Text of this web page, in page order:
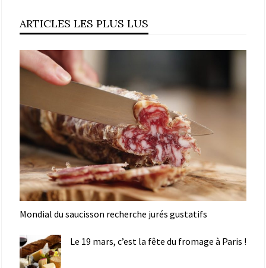
ARTICLES LES PLUS LUS
Mondial du saucisson recherche jurés gustatifs
Le 19 mars, c’est la fête du fromage à Paris !